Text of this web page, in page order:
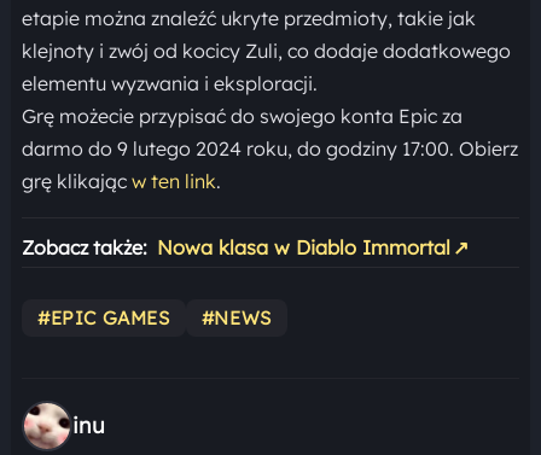
etapie można znaleźć ukryte przedmioty, takie jak
klejnoty i zwój od kocicy Zuli, co dodaje dodatkowego
elementu wyzwania i eksploracji.
Grę możecie przypisać do swojego konta Epic za
darmo do 9 lutego 2024 roku, do godziny 17:00. Obierz
grę klikając w ten link.
Zobacz także: Nowa klasa w Diablo Immortal ↗
#EPIC GAMES #NEWS
inu